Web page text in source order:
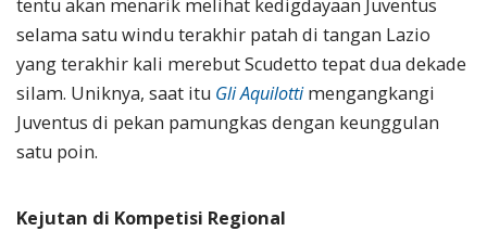
tentu akan menarik melihat kedigdayaan Juventus
selama satu windu terakhir patah di tangan Lazio
yang terakhir kali merebut Scudetto tepat dua dekade
silam. Uniknya, saat itu Gli Aquilottimengangkangi
Juventus di pekan pamungkas dengan keunggulan
satu poin.
Kejutan di Kompetisi Regional